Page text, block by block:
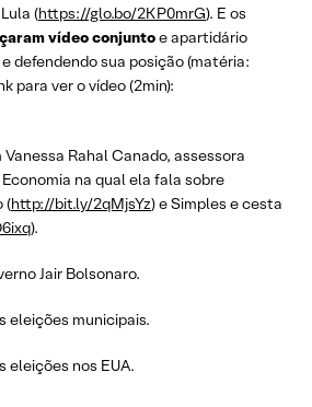
(https://glo.bo/2KP0mrG). E os
vídeo conjuntoe apartidário
defendendo sua posição (matéria:
para ver o vídeo (2min):
Rahal Canado, assessora
na qual ela fala sobre
(http://bit.ly/2qMjsYz) e Simples e cesta
).
Jair Bolsonaro.
eleições municipais.
eleições nos EUA.